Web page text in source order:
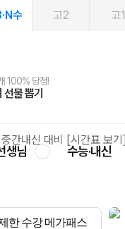
수 고2 고1
100% 당첨!
선물 뽑기
증정!
디 X 올리브
스터디 캐시백
썸머스쿨
셀 단과
개선발
닝앱
체험권
수강생 무료혜택!
멤버십
캠페인
메가나눔
생님 수능·내신
한 수강 메가패스